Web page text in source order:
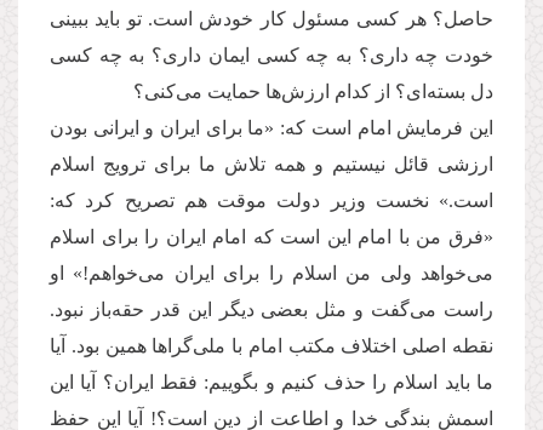
حاصل؟ هر کسی مسئول کار خودش است. تو باید ببینی
خودت چه داری؟ به چه کسی ایمان داری؟ به چه کسی
دل بسته‌ای؟ از کدام ارزش‌ها حمایت می‌کنی؟
این فرمایش امام است که: «ما برای ایران و ایرانی بودن
ارزشی قائل نیستیم و همه تلاش ما برای ترویج اسلام
است.» نخست وزیر دولت موقت هم تصریح کرد که:
«فرق من با امام این است که امام ایران را برای اسلام
می‌خواهد ولی من اسلام را برای ایران می‌خواهم!» او
راست می‌گفت و مثل بعضی دیگر این قدر حقه‌باز نبود.
نقطه اصلی اختلاف مکتب امام با ملی‌گراها همین بود. آیا
ما باید اسلام را حذف کنیم و بگوییم: فقط ایران؟ آیا این
اسمش بندگی خدا و اطاعت از دین است؟! آیا این حفظ